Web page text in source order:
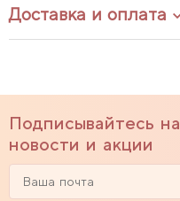
Доставка и оплата
Подписывайтесь на
новости и акции